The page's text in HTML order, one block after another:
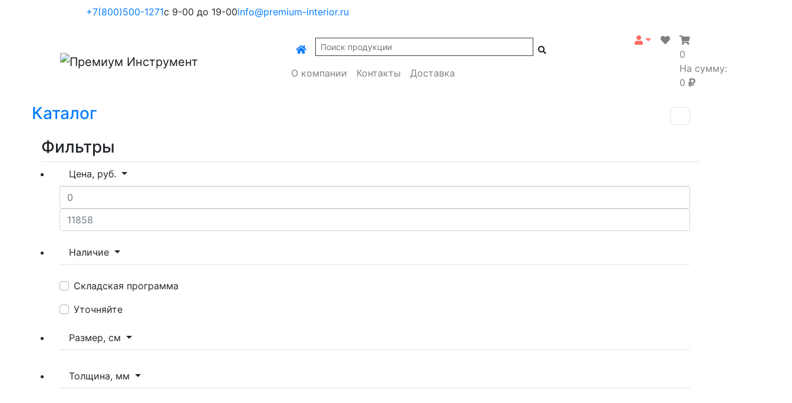
+7(800)500-1271с 9-00 до 19-00info@premium-interior.ru
О компании Контакты Доставка
0
На сумму:
0
Каталог
Фильтры
Цена, руб.
Наличие
Складская программа
Уточняйте
Размер, см
Толщина, мм